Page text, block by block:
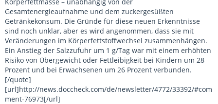
Gesamtenergieaufnahme und dem zuckergesüßten
Getränkekonsum. Die Gründe für diese neuen Erkenntnisse
sind noch unklar, aber es wird angenommen, dass sie mit
Veränderungen im Körperfettstoffwechsel zusammenhängen.
Ein Anstieg der Salzzufuhr um 1 g/Tag war mit einem erhöhten
Risiko von Übergewicht oder Fettleibigkeit bei Kindern um 28
Prozent und bei Erwachsenen um 26 Prozent verbunden.
[/quote]
[url]http://news.doccheck.com/de/newsletter/4772/33392/#com
ment-76973[/url]